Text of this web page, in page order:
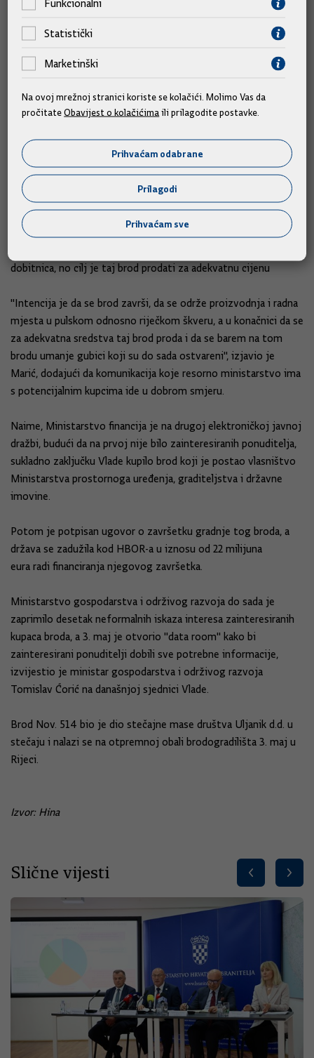
Upitan o svome favoritu kod izbora motiva za nacionalni
motiv na eurokovanici, Marić je rekao da je to od prvog
trenutka bila šahovnica, jer smatra da je ona vizualno
najprepoznatljiviji detalj Hrvatske.
514 ide u dobrom smjeru
Upitan o očekivanjima oko Novogradnje 514, broda za
prijevoz automobila i kamiona koji se gradi u 3. maju i koji će
se po današnjem zaključku Vlade prodavati putem javnog
poziva, a ne posredovanjem brokera, Marić je rekao da država
dobitnica, no cilj je taj brod prodati za adekvatnu cijenu
"Intencija je da se brod završi, da se održe proizvodnja i radna
mjesta u pulskom odnosno riječkom škveru, a u konačnici da se
za adekvatna sredstva taj brod proda i da se barem na tom
brodu umanje gubici koji su do sada ostvareni", izjavio je
Marić, dodajući da komunikacija koje resorno ministarstvo ima
s potencijalnim kupcima ide u dobrom smjeru.
Naime, Ministarstvo financija je na drugoj elektroničkoj javnoj
dražbi, budući da na prvoj nije bilo zainteresiranih ponuditelja,
sukladno zaključku Vlade kupilo brod koji je postao vlasništvo
Ministarstva prostornoga uređenja, graditeljstva i državne
imovine.
Potom je potpisan ugovor o završetku gradnje tog broda, a
država se zadužila kod HBOR-a u iznosu od 22 milijuna
eura radi financiranja njegovog završetka.
Ministarstvo gospodarstva i održivog razvoja do sada je
zaprimilo desetak neformalnih iskaza interesa zainteresiranih
kupaca broda, a 3. maj je otvorio "data room" kako bi
zainteresirani ponuditelji dobili sve potrebne informacije,
izvijestio je ministar gospodarstva i održivog razvoja
Tomislav Ćorić na današnjoj sjednici Vlade.
Brod Nov. 514 bio je dio stečajne mase društva Uljanik d.d. u
stečaju i nalazi se na otpremnoj obali brodogradilišta 3. maj u
Rijeci.
Izvor: Hina
Slične vijesti
Funkcionalni
Statistički
Marketinški
Na ovoj mrežnoj stranici koriste se kolačići. Molimo Vas da
pročitateObavijest o kolačićima ili prilagodite postavke.
Prihvaćam odabrane
Prilagodi
Prihvaćam sve